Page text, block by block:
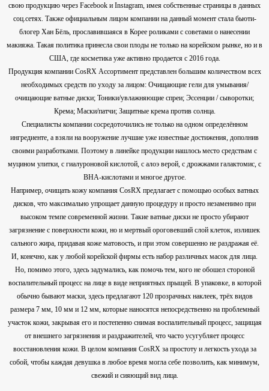
свою продукцию через Facebook и Instagram, имея собственные страницы в данных
соц.сетях. Также официальным лицом компании на данный момент стала бьюти-
блогер Хан Бёль, прославившаяся в Корее роликами с советами о нанесении
макияжа. Такая политика принесла свои плоды не только на корейском рынке, но и в
США, где косметика уже активно продается с 2016 года.
Продукция компании CosRX Ассортимент представлен большим количеством всех
необходимых средств по уходу за лицом: Очищающие гели для умывания/
очищающие ватные диски; Тоники/увлажняющие спреи; Эссенции / сыворотки;
Крема; Маски/патчи; Защитные крема против солнца.
Специалисты компании сосредоточились не только на одном определённом
ингредиенте, а взяли на вооружение лучшие уже известные достижения, дополнив
своими разработками. Поэтому в линейке продукции нашлось место средствам с
муцином улитки, с гиалуроновой кислотой, с алоэ верой, с дрожжами галактомис, с
BHA-кислотами и многое другое.
Например, очищать кожу компания CosRX предлагает с помощью особых ватных
дисков, что максимально упрощает данную процедуру и просто незаменимо при
высоком темпе современной жизни. Такие ватные диски не просто убирают
загрязнение с поверхности кожи, но и мертвый ороговевший слой клеток, излишек
сального жира, придавая коже матовость, и при этом совершенно не раздражая её.
И, конечно, как у любой корейской фирмы есть набор различных масок для лица.
Но, помимо этого, здесь задумались, как помочь тем, кого не обошел стороной
воспалительный процесс на лице в виде неприятных прыщей. В упаковке, в которой
обычно бывают маски, здесь предлагают 120 прозрачных наклеек, трёх видов
размера 7 мм, 10 мм и 12 мм, которые наносятся непосредственно на проблемный
участок кожи, закрывая его и постепенно снимая воспалительный процесс, защищая
от внешнего загрязнения и раздражителей, что часто усугубляет процесс
восстановления кожи. В целом компания CosRX за простоту и легкость ухода за
собой, чтобы каждая девушка в любое время могла себе позволить, как минимум,
свежий и сияющий вид лица.